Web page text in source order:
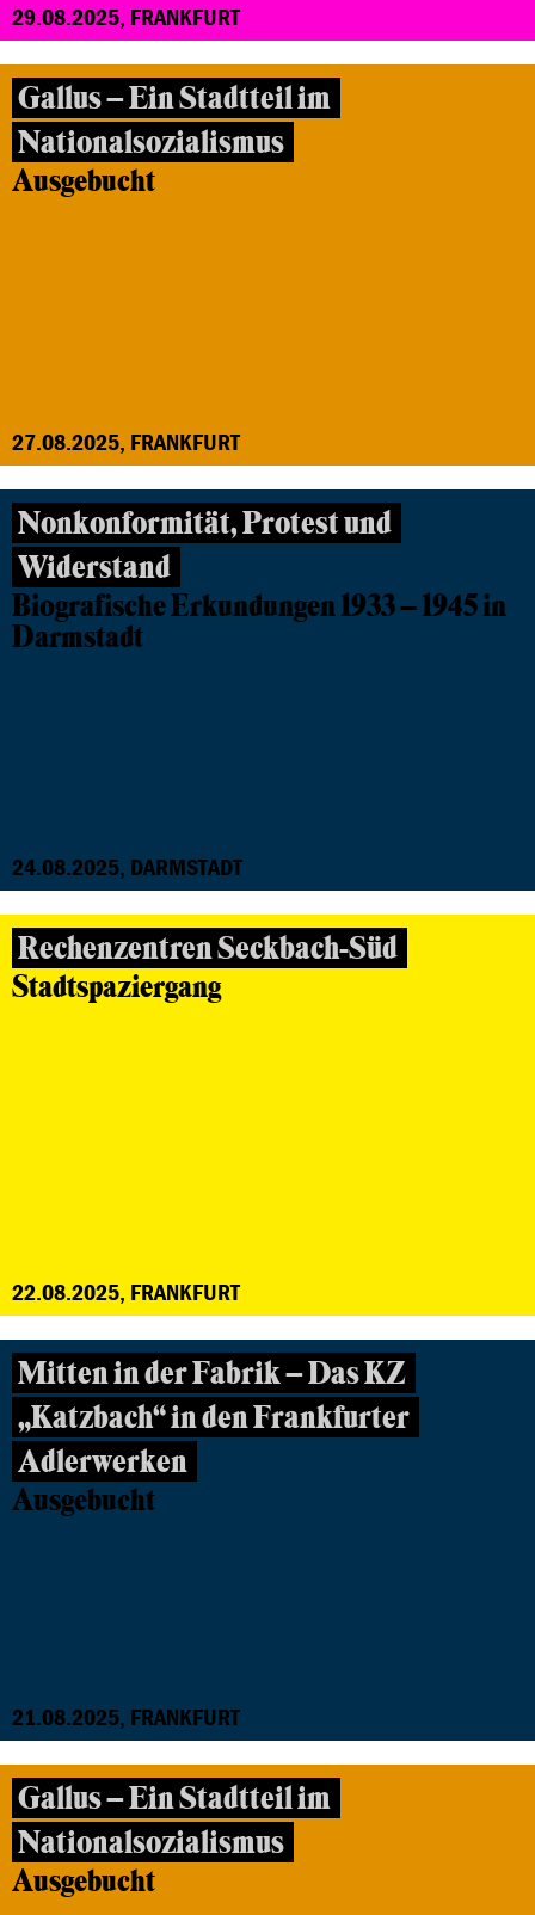
29.08.2025, FRANKFURT
Gallus – Ein Stadtteil im
Nationalsozialismus
Ausgebucht
27.08.2025, FRANKFURT
Nonkonformität, Protest und
Widerstand
Biografische Erkundungen 1933 – 1945 in
Darmstadt
24.08.2025, DARMSTADT
Rechenzentren Seckbach-Süd
Stadtspaziergang
22.08.2025, FRANKFURT
Mitten in der Fabrik – Das KZ
„Katzbach“ in den Frankfurter
Adlerwerken
Ausgebucht
21.08.2025, FRANKFURT
Gallus – Ein Stadtteil im
Nationalsozialismus
Ausgebucht